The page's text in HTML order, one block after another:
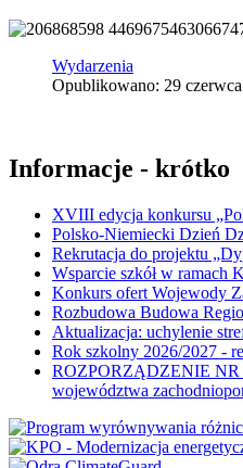
Wydarzenia
Opublikowano: 29 czerwca
Informacje - krótko
XVIII edycja konkursu
Polsko-Niemiecki Dzień
Rekrutacja do projektu
Wsparcie szkół w ramach
Konkurs ofert Wojewody
Rozbudowa Budowa
Aktualizacja: uchylenie
Rok szkolny 2026/2027 -
ROZPORZĄDZENIE NR
województwa